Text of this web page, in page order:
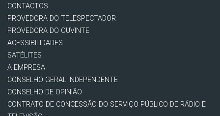
CONTACTOS
PROVEDORA DO TELESPECTADOR
PROVEDORA DO OUVINTE
ACESSIBILIDADES
SATÉLITES
A EMPRESA
CONSELHO GERAL INDEPENDENTE
CONSELHO DE OPINIÃO
CONTRATO DE CONCESSÃO DO SERVIÇO PÚBLICO DE RÁDIO E